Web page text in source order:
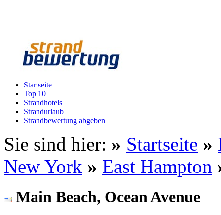
Startseite
Top 10
Strandhotels
Strandurlaub
Strandbewertung abgeben
Sie sind hier: » Startseite »
New York » East Hampton
Main Beach, Ocean Avenue